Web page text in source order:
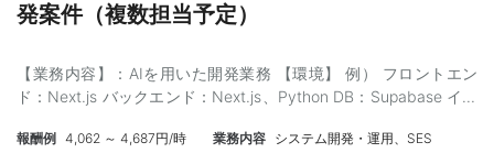
発案件（複数担当予定）
【業務内容】：AIを用いた開発業務 【環境】 例） フロントエン
ド：Next.js バックエンド：Next.js、Python DB：Supabase イン
・業界経験5年以上 ・Next.js 開発経験2年 ・Python開発3年以
報酬例 4,062 ～ 4,687円/時 業務内容 システム開発・運用、SES